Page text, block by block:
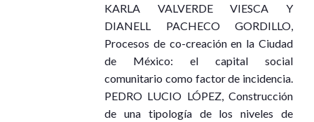
Martes 10 de noviembre, 12:30 – 13:15
Sala de Presentaciones de Libros
Ver en Youtube
KARLA VALVERDE VIESCA Y
DIANELL PACHECO GORDILLO,
Procesos de co-creación en la Ciudad
de México: el capital social
comunitario como factor de incidencia.
PEDRO LUCIO LÓPEZ, Construcción
de una tipología de los niveles de